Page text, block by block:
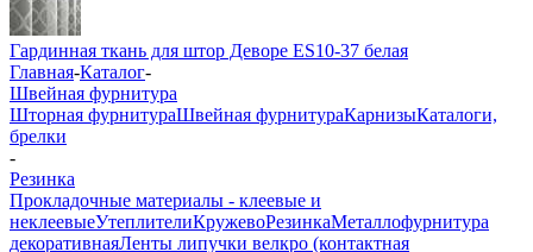
Гардинная ткань для штор Деворе ES10-37 белая
Главная-Каталог-
Швейная фурнитура
Шторная фурнитураШвейная фурнитураКарнизыКаталоги,
брелки
-
Резинка
Прокладочные материалы - клеевые и
неклеевыеУтеплителиКружевоРезинкаМеталлофурнитура
декоративнаяЛенты липучки велкро (контактная